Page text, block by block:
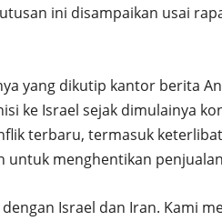
ini disampaikan usai
yang dikutip kantor berita
ke Israel sejak dimulainya
terbaru, termasuk
untuk menghentikan
Israel dan Iran. Kami